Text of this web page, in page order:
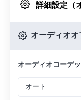
詳細設定（
オーディオ
オーディオコーデ
オート